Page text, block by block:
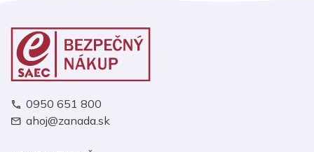
0950 651 800
ahoj@zanada.sk